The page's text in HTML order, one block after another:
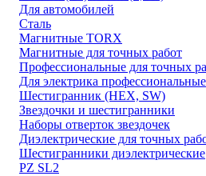
Для автомобилей
Сталь
Магнитные TORX
Магнитные для точных работ
Профессиональные для точных
Для электрика профессиональные
Шестигранник (HEX, SW)
Звездочки и шестигранники
Наборы отверток звездочек
Диэлектрические для точных
Шестигранники диэлектрические
PZ SL2